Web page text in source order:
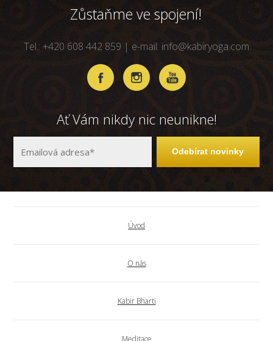
Zůstaňme ve spojení!
Tel.: +420 608 442 859 | e-mail: info@kabiryoga.com
Ať Vám nikdy nic neunikne!
Odebírat novinky
Úvod
O nás
Kabir Bharti
Meditace